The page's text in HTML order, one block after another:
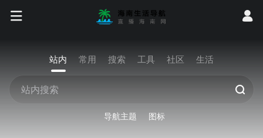
站内 常用 搜索 工具 社区 生活
导航主题 图标